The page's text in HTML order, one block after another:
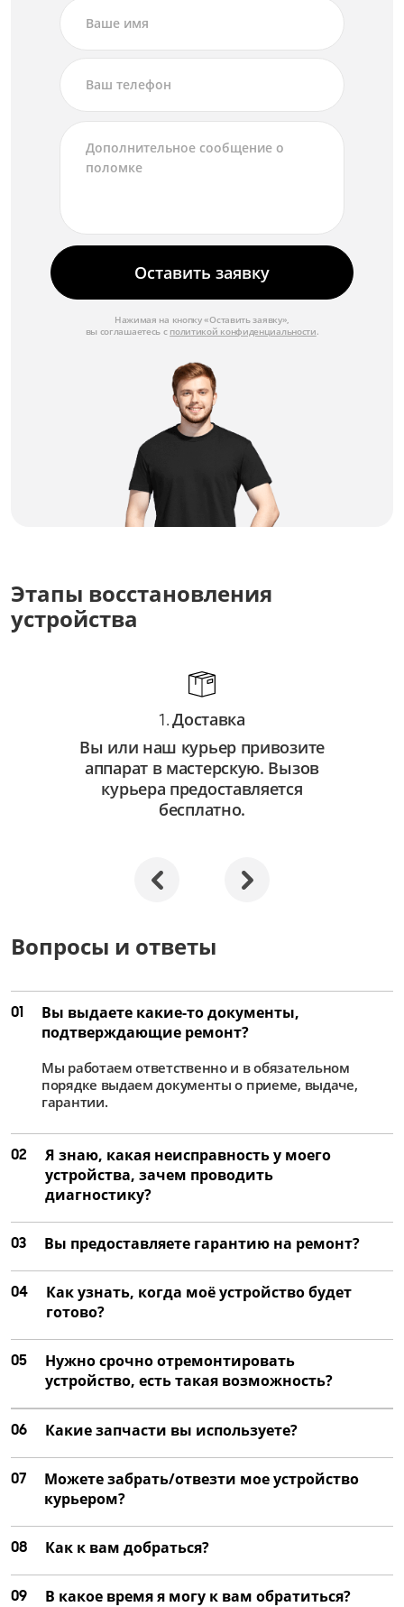
Замена разъёма USB
от 2 500 ₽
Замена разъёма HDMI
от 2 500 ₽
Замена объектива
от 3 500 ₽
от 2 000 ₽
Замена линзы
от 2 500 ₽
Замена крышки
от 1 750 ₽
Замена крепежных элементов
Замена кнопок управления
Замена динамика
от 1 500 ₽
Оставить заявку
Нажимая на кнопку «Оставить заявку»,
вы соглашаетесь с политикой конфиденциальности.
Этапы восстановления
устройства
1.Доставка
Вы или наш курьер привозите
аппарат в мастерскую. Вызов
курьера предоставляется
бесплатно.
Вопросы и ответы
01
Вы выдаете какие-то документы,
подтверждающие ремонт?
Мы работаем ответственно и в обязательном
порядке выдаем документы о приеме, выдаче,
гарантии.
02
Я знаю, какая неисправность у моего
устройства, зачем проводить
диагностику?
03 Вы предоставляете гарантию на ремонт?
04
Как узнать, когда моё устройство будет
готово?
05
Нужно срочно отремонтировать
устройство, есть такая возможность?
06 Какие запчасти вы используете?
07
Можете забрать/отвезти мое устройство
курьером?
08 Как к вам добраться?
09 В какое время я могу к вам обратиться?